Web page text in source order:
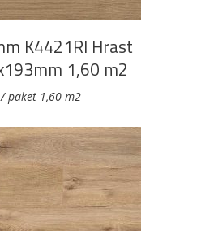
K4421RI Hrast
1,60 m2
paket 1,60 m2